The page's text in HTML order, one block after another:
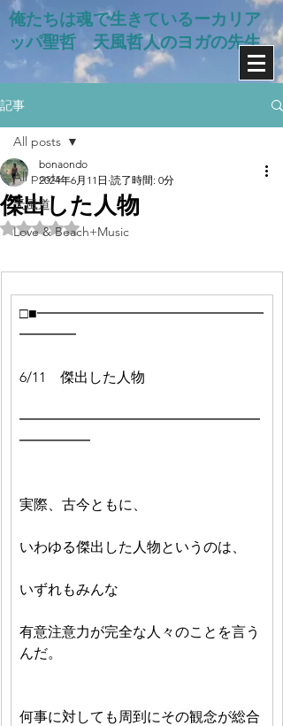
俺たちは魂で生きているー​カリア
ッパ聖哲 天風哲人のヨガの先生
記事
All posts
天風道
Love & Beach+Music
All posts
傑出した人物
bonaondo
2024年6月11日 読了時間: 0分
5つ星のうちNaNと評価されています。
□■━━━━━━━━━━━━━━━━
━━━━
6/11　傑出した人物
━━━━━━━━━━━━━━━━━
━━━━━
実際、古今ともに、
いわゆる傑出した人物というのは、
いずれもみんな
有意注意力が完全な人々のことを言う
んだ。
何事に対しても周到にその観念が総合